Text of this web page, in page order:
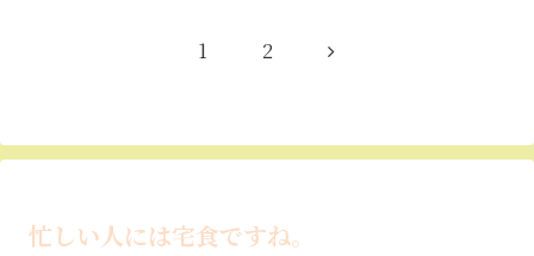
1 2
次
忙しい人には宅食ですね。